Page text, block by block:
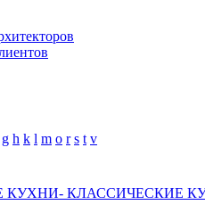
g h k l m o r s t v
КУХНИ- КЛАССИЧЕСКИЕ